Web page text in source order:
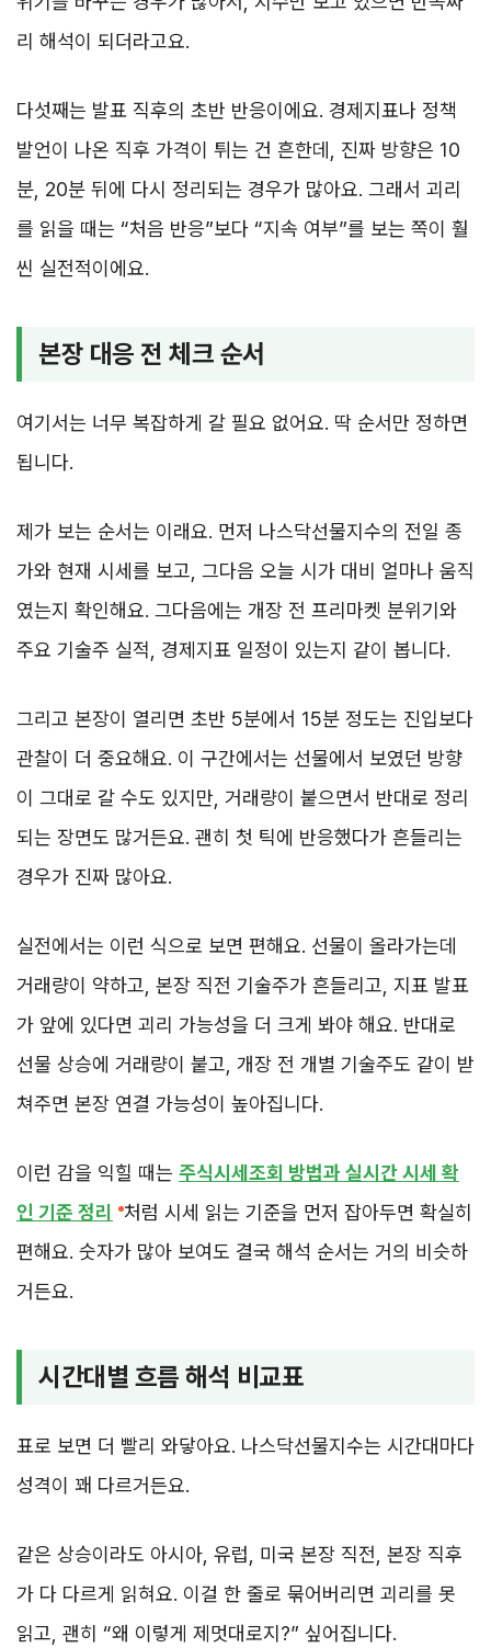
리 해석이 되더라고요.
다섯째는 발표 직후의 초반 반응이에요. 경제지표나 정책
발언이 나온 직후 가격이 튀는 건 흔한데, 진짜 방향은 10
분, 20분 뒤에 다시 정리되는 경우가 많아요. 그래서 괴리
를 읽을 때는 “처음 반응”보다 “지속 여부”를 보는 쪽이 훨
씬 실전적이에요.
본장 대응 전 체크 순서
여기서는 너무 복잡하게 갈 필요 없어요. 딱 순서만 정하면
됩니다.
제가 보는 순서는 이래요. 먼저 나스닥선물지수의 전일 종
가와 현재 시세를 보고, 그다음 오늘 시가 대비 얼마나 움직
였는지 확인해요. 그다음에는 개장 전 프리마켓 분위기와
주요 기술주 실적, 경제지표 일정이 있는지 같이 봅니다.
그리고 본장이 열리면 초반 5분에서 15분 정도는 진입보다
관찰이 더 중요해요. 이 구간에서는 선물에서 보였던 방향
이 그대로 갈 수도 있지만, 거래량이 붙으면서 반대로 정리
되는 장면도 많거든요. 괜히 첫 틱에 반응했다가 흔들리는
경우가 진짜 많아요.
실전에서는 이런 식으로 보면 편해요. 선물이 올라가는데
거래량이 약하고, 본장 직전 기술주가 흔들리고, 지표 발표
가 앞에 있다면 괴리 가능성을 더 크게 봐야 해요. 반대로
선물 상승에 거래량이 붙고, 개장 전 개별 기술주도 같이 받
쳐주면 본장 연결 가능성이 높아집니다.
이런 감을 익힐 때는 주식시세조회 방법과 실시간 시세 확
인 기준 정리
처럼 시세 읽는 기준을 먼저 잡아두면 확실히
편해요. 숫자가 많아 보여도 결국 해석 순서는 거의 비슷하
거든요.
시간대별 흐름 해석 비교표
표로 보면 더 빨리 와닿아요. 나스닥선물지수는 시간대마다
성격이 꽤 다르거든요.
같은 상승이라도 아시아, 유럽, 미국 본장 직전, 본장 직후
가 다 다르게 읽혀요. 이걸 한 줄로 묶어버리면 괴리를 못
읽고, 괜히 “왜 이렇게 제멋대로지?” 싶어집니다.